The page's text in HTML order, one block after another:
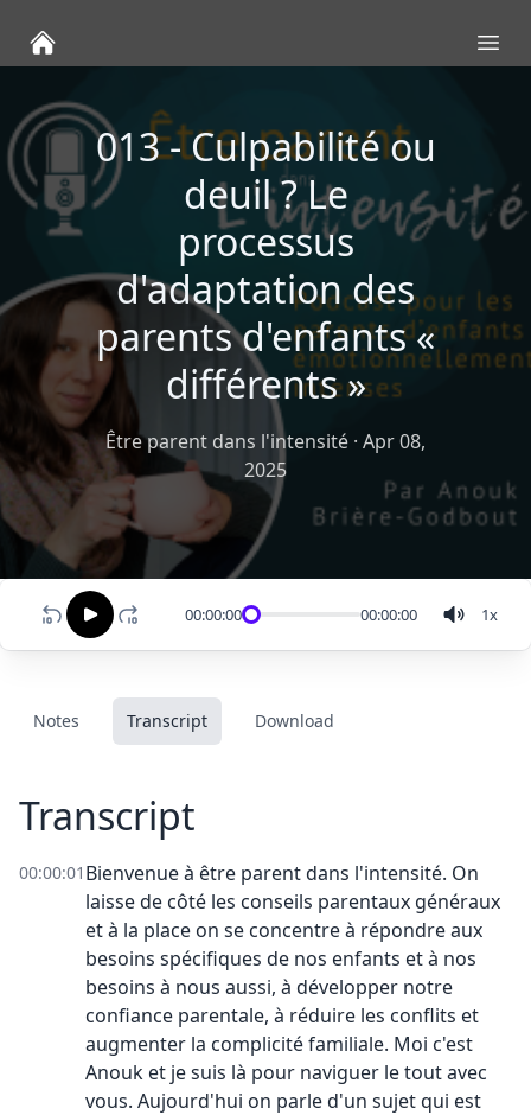
013 - Culpabilité ou
deuil ? Le
processus
d'adaptation des
parents d'enfants «
différents »
Être parent dans l'intensité · Apr 08,
2025
00:00:00 00:00:00 1x
Notes Transcript Download
Transcript
00:00:01 Bienvenue à être parent dans l'intensité. On
laisse de côté les conseils parentaux généraux
et à la place on se concentre à répondre aux
besoins spécifiques de nos enfants et à nos
besoins à nous aussi, à développer notre
confiance parentale, à réduire les conflits et
augmenter la complicité familiale. Moi c'est
Anouk et je suis là pour naviguer le tout avec
vous. Aujourd'hui on parle d'un sujet qui est